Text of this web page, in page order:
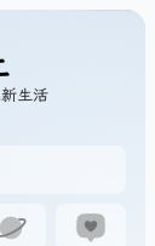
生活